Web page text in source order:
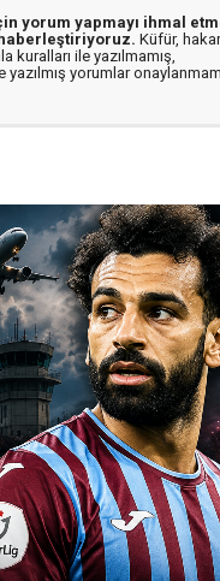
yorum yapmayı ihmal
Küfür,
kuralları ile yazılmamış,
yorumlar